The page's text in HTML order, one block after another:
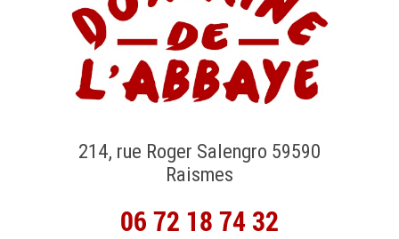
214, rue Roger Salengro 59590
Raismes
06 72 18 74 32